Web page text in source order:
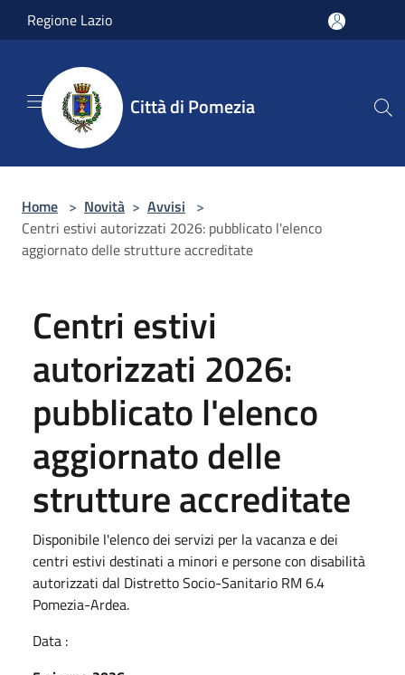
Salta al contenuto principale
Regione Lazio
Città di Pomezia
Home > Novità > Avvisi >
Centri estivi autorizzati 2026: pubblicato l'elenco
aggiornato delle strutture accreditate
Centri estivi
autorizzati 2026:
pubblicato l'elenco
aggiornato delle
strutture accreditate
Disponibile l'elenco dei servizi per la vacanza e dei
centri estivi destinati a minori e persone con disabilità
autorizzati dal Distretto Socio-Sanitario RM 6.4
Pomezia-Ardea.
Data :